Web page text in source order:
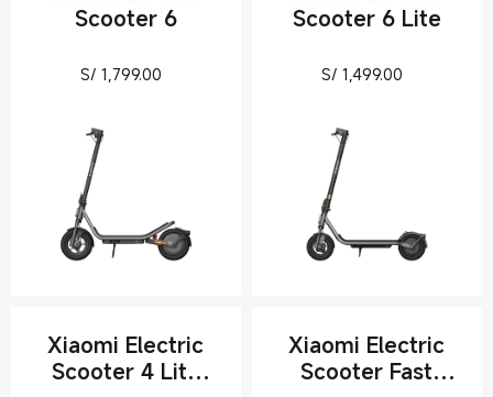
Scooter 6
S/1,799.00 Current Price S/ 1799
Scooter 6 Lite
S/1,499.00
Xiaomi Electric
Scooter 4 Lite
Xiaomi Electric
Scooter Fast